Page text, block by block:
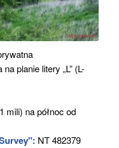
planie litery „L” (L-
mili) na północ od
NT 482379